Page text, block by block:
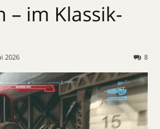
– im Klassik-
2026 8